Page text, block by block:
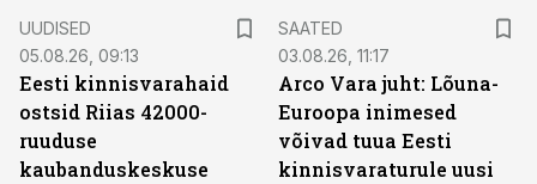
UUDISED
05.08.26, 09:13
Eesti kinnisvarahaid
ostsid Riias 42000-
ruuduse
kaubanduskeskuse
SAATED
03.08.26, 11:17
Arco Vara juht: Lõuna-
Euroopa inimesed
võivad tuua Eesti
kinnisvaraturule uusi